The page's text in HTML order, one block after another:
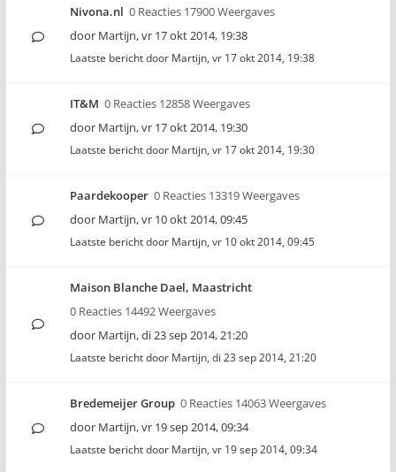
Nivona.nl 0 Reacties 17900 Weergaves
door Martijn,vr 17 okt 2014, 19:38
Laatste bericht door Martijn, vr 17 okt 2014, 19:38
IT&M 0 Reacties 12858 Weergaves
door Martijn,vr 17 okt 2014, 19:30
Laatste bericht door Martijn, vr 17 okt 2014, 19:30
Paardekooper 0 Reacties 13319 Weergaves
door Martijn,vr 10 okt 2014, 09:45
Laatste bericht door Martijn, vr 10 okt 2014, 09:45
Maison Blanche Dael, Maastricht
0 Reacties 14492 Weergaves
door Martijn,di 23 sep 2014, 21:20
Laatste bericht door Martijn, di 23 sep 2014, 21:20
Bredemeijer Group 0 Reacties 14063 Weergaves
door Martijn,vr 19 sep 2014, 09:34
Laatste bericht door Martijn, vr 19 sep 2014, 09:34